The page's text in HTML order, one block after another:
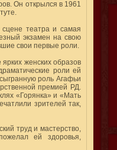
Он открылся в 1961
театра и самая
экзамен на свою
свои первые роли.
женских образов
роли ей
роль Агафьи
премией РД.
«Горянка» и «Мать
зрителей так,
труд и мастерство,
ей здоровья,